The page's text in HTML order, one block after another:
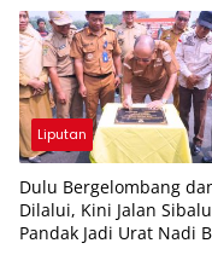
Liputan
Dulu Bergelombang
Dilalui, Kini Jalan
Pandak Jadi Urat Nadi